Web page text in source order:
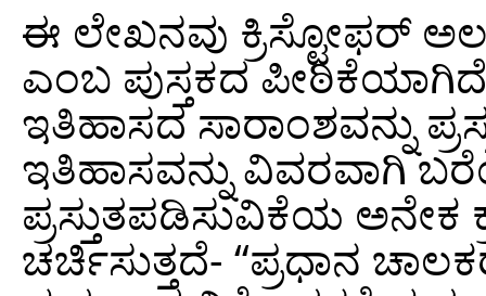
ಈ ಲೇಖನವು ಕ್ರಿಸ್ಟೋಫರ್
ಎಂಬ ಪುಸ್ತಕದ
ಇತಿಹಾಸದ ಸಾರಾಂಶವನ್ನು
ಇತಿಹಾಸವನ್ನು ವಿವರವಾಗಿ
ಪ್ರಸ್ತುತಪಡಿಸುವಿಕೆಯ ಅನೇಕ
ಚರ್ಚಿಸುತ್ತದೆ- “ಪ್ರಧಾನ